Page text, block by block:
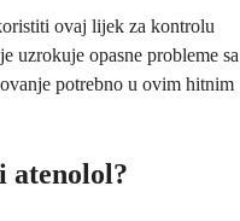
ovaj lijek za kontrolu
uzrokuje opasne probleme sa
potrebno u ovim hitnim
atenolol?